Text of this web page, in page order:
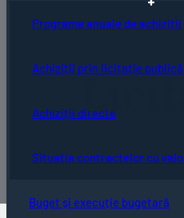
Programe anuale de achiziții
Achiziții prin licitație publică
Achiziții directe
Situația contractelor cu
Buget și execuție bugetară